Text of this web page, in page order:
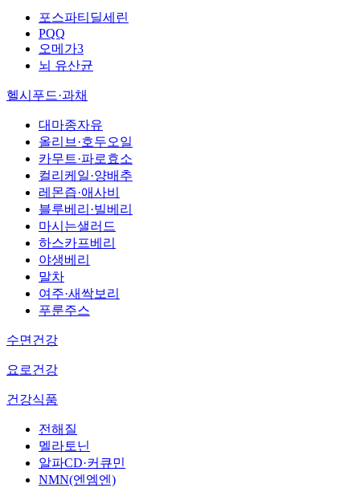
포스파티딜세린
PQQ
오메가3
뇌 유산균
헬시푸드·과채
대마종자유
올리브·호두오일
카무트·파로효소
컬리케일·양배추
레몬즙·애사비
블루베리·빌베리
마시는샐러드
하스카프베리
야생베리
말차
여주·새싹보리
푸룬주스
수면건강
요로건강
건강식품
전해질
멜라토닌
알파CD·커큐민
NMN(엔엠엔)